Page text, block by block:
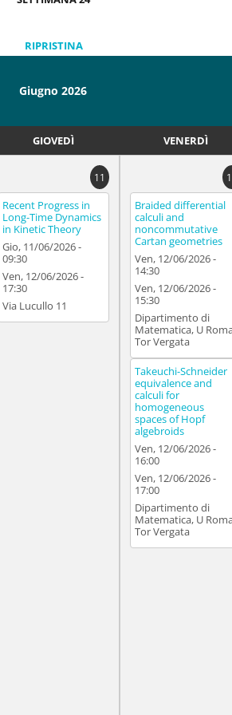
RIPRISTINA
Giugno 2026
GIOVEDÌ VENERDÌ
11
Recent Progress in
Long-Time Dynamics
in Kinetic Theory
Gio, 11/06/2026 -
09:30
Ven, 12/06/2026 -
17:30
Via Lucullo 11
Braided differential
calculi and
noncommutative
Cartan geometries
Ven, 12/06/2026 -
14:30
Ven, 12/06/2026 -
15:30
Dipartimento di
Matematica, U
Tor Vergata
Takeuchi-Schneider
equivalence and
calculi for
homogeneous
spaces of Hopf
algebroids
Ven, 12/06/2026 -
16:00
Ven, 12/06/2026 -
17:00
Dipartimento di
Matematica, U
Tor Vergata